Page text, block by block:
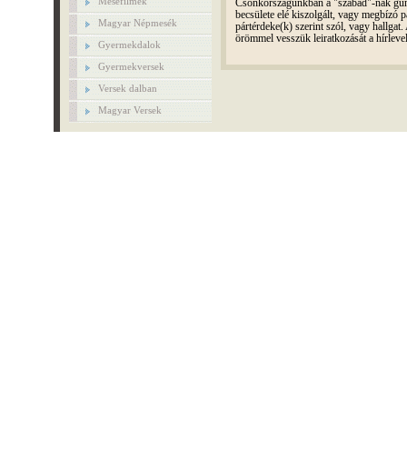
Magyar Népmesék
Gyermekdalok
Gyermekversek
Versek dalban
Magyar Versek
Csonkországunkban a "szabad"-nak
becsülete elé kiszolgált, vagy megbízó
pártérdeke(k) szerint szól, vagy
örömmel vesszük leiratkozását a